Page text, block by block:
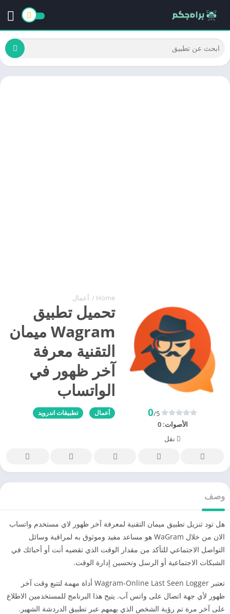
Home
/ أعمال
تحميل تطبيق
Wagram ميمان
التقنية معرفة
آخر ظهور في
الواتساب
أعمال تطبيقات اندرويد 0/5
الأصوات:0
نقل
وصف
هل تود تنزيل تطبيق ميمان التقنية لمعرفة آخر ظهور لاي مستخدم واتساب
الان من خلال WaGram هو مساعد مفيد وموثوق به لمراقبة وسائل
التواصل الاجتماعي للتأكد من مقدار الوقت الذي تقضيه أنت أو أحبائك في
الشبكات الاجتماعية أو الرسل وتحسين إدارة الوقت.
تعتبر Wagram-Online Last Seen Logger أداة مهمة لتتبع وقت آخر
ظهور لأي جهة اتصال على واتس آب. يتيح هذا البرنامج للمستخدمين الاطلاع
على آخر مرة تم رؤية الشخص الذي يهمهم عبر تطبيق الدردشة الشهير.